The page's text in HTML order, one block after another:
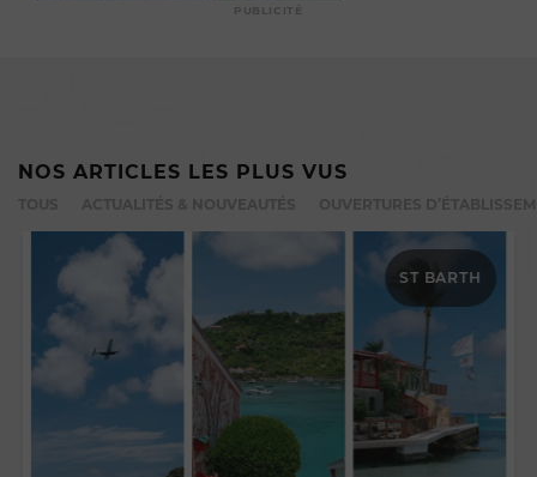
PUBLICITÉ
NOS ARTICLES LES PLUS VUS
ST BARTH